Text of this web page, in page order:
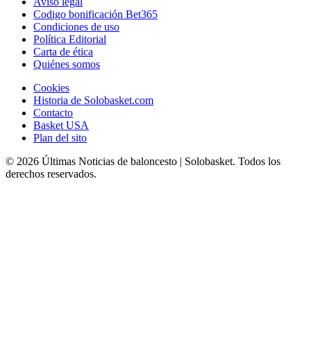
Codigo bonificación Bet365
Condiciones de uso
Política Editorial
Carta de ética
Quiénes somos
Cookies
Historia de Solobasket.com
Contacto
Basket USA
Plan del sito
© 2026 Últimas Noticias de baloncesto | Solobasket. Todos los
derechos reservados.